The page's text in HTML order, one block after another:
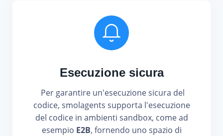
Esecuzione sicura
Per garantire un'esecuzione sicura del
codice, smolagents supporta l'esecuzione
del codice in ambienti sandbox, come ad
esempio E2B, fornendo uno spazio di